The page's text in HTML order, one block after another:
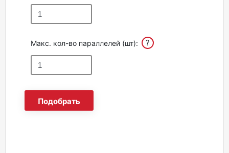
Макс. кол-во параллелей (шт): ?
Подобрать